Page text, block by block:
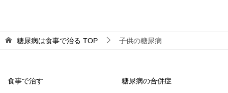
糖尿病は食事で治る TOP 子供の糖尿病
食事で治す 糖尿病の合併症